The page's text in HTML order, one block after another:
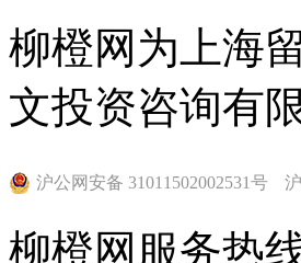
柳橙网为上海
文投资咨询有
沪公网安备 31011502002531号
柳橙网服务热